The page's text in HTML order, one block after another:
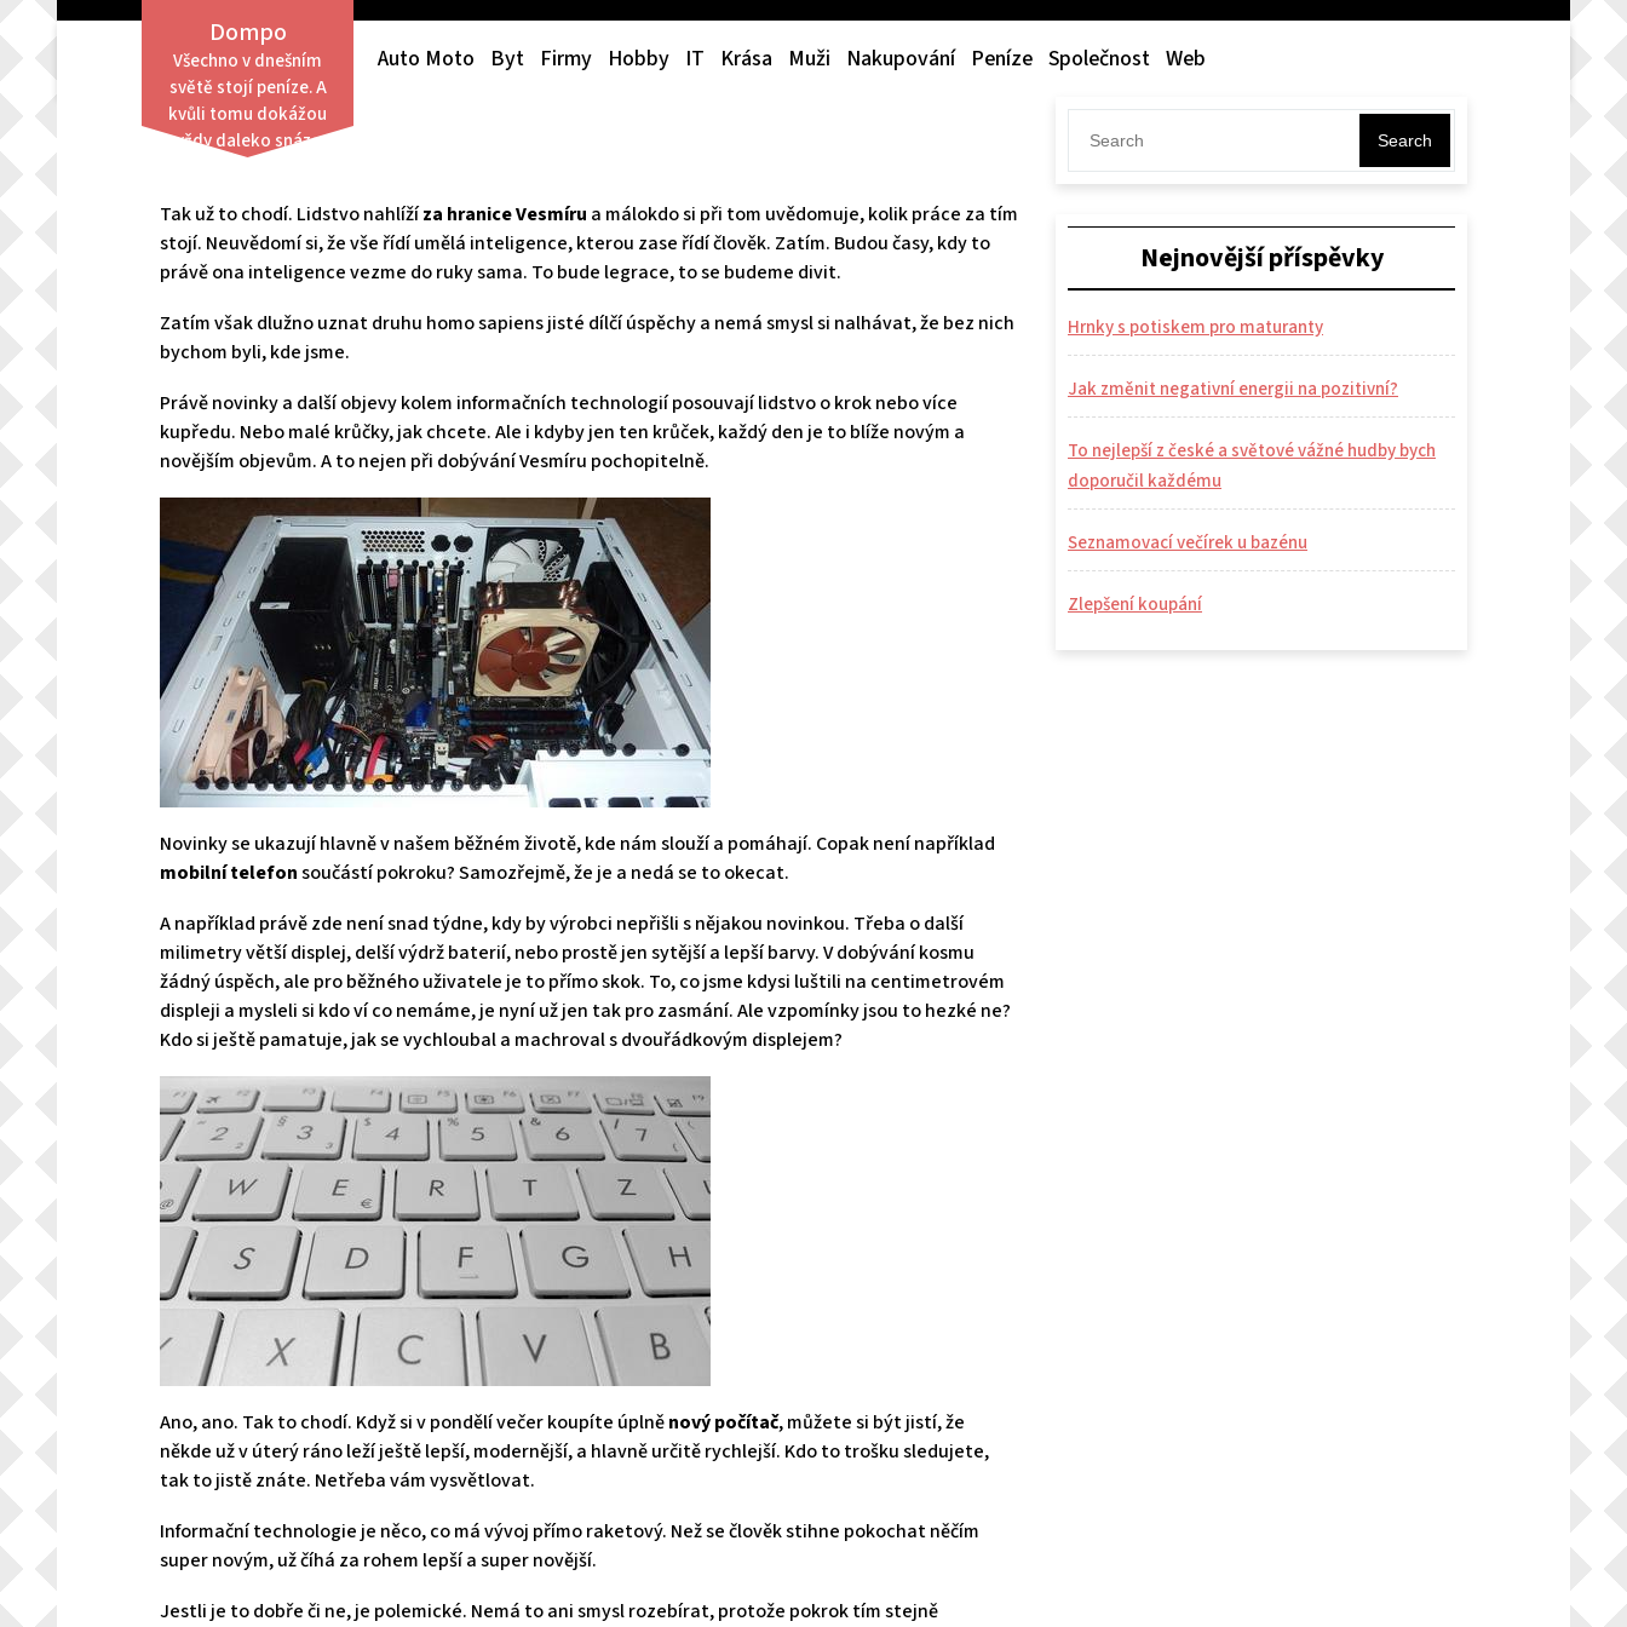
Dompo
Všechno v dnešním
světě stojí peníze. A
kvůli tomu dokážou
vždy daleko snáze
kterým není po
finanční stránce
přáno.
Auto Moto Byt Firmy Hobby IT Krása Muži Nakupování Peníze Společnost Web
Novinky v IT
Tak už to chodí. Lidstvo nahlížíza hranice Vesmíru a málokdo si při tom uvědomuje, kolik práce za tím
stojí. Neuvědomí si, že vše řídí umělá inteligence, kterou zase řídí člověk. Zatím. Budou časy, kdy to
právě ona inteligence vezme do ruky sama. To bude legrace, to se budeme divit.
Zatím však dlužno uznat druhu homo sapiens jisté dílčí úspěchy a nemá smysl si nalhávat, že bez nich
bychom byli, kde jsme.
Právě novinky a další objevy kolem informačních technologií posouvají lidstvo o krok nebo více
kupředu. Nebo malé krůčky, jak chcete. Ale i kdyby jen ten krůček, každý den je to blíže novým a
novějším objevům. A to nejen při dobývání Vesmíru pochopitelně.
Novinky se ukazují hlavně v našem běžném životě, kde nám slouží a pomáhají. Copak není například
mobilní telefonsoučástí pokroku? Samozřejmě, že je a nedá se to okecat.
A například právě zde není snad týdne, kdy by výrobci nepřišli s nějakou novinkou. Třeba o další
milimetry větší displej, delší výdrž baterií, nebo prostě jen sytější a lepší barvy. V dobývání kosmu
žádný úspěch, ale pro běžného uživatele je to přímo skok. To, co jsme kdysi luštili na centimetrovém
displeji a mysleli si kdo ví co nemáme, je nyní už jen tak pro zasmání. Ale vzpomínky jsou to hezké ne?
Kdo si ještě pamatuje, jak se vychloubal a machroval s dvouřádkovým displejem?
Ano, ano. Tak to chodí. Když si v pondělí večer koupíte úplněnový počítač, můžete si být jistí, že
někde už v úterý ráno leží ještě lepší, modernější, a hlavně určitě rychlejší. Kdo to trošku sledujete,
tak to jistě znáte. Netřeba vám vysvětlovat.
Informační technologie je něco, co má vývoj přímo raketový. Než se člověk stihne pokochat něčím
super novým, už číhá za rohem lepší a super novější.
Jestli je to dobře či ne, je polemické. Nemá to ani smysl rozebírat, protože pokrok tím stejně
Search
Nejnovější příspěvky
Hrnky s potiskem pro maturanty
Jak změnit negativní energii na pozitivní?
To nejlepší z české a světové vážné hudby bych
doporučil každému
Seznamovací večírek u bazénu
Zlepšení koupání